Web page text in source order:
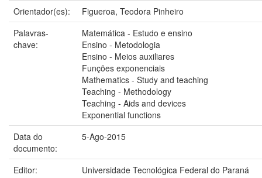
Orientador(es):
Figueroa, Teodora Pinheiro
Palavras-
chave:
Matemática - Estudo e ensino
Ensino - Metodologia
Ensino - Meios auxiliares
Funções exponenciais
Mathematics - Study and teaching
Teaching - Methodology
Teaching - Aids and devices
Exponential functions
Data do
documento:
5-Ago-2015
Editor:
Universidade Tecnológica Federal do Paraná